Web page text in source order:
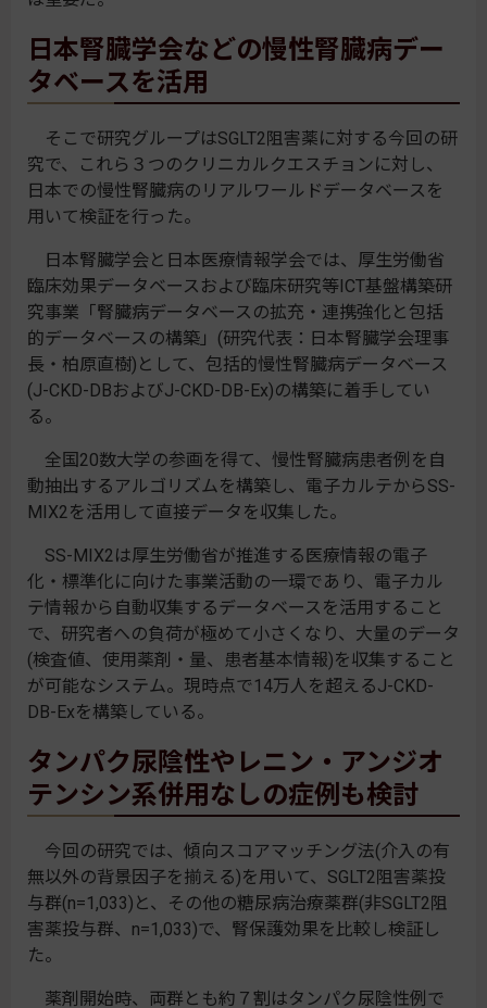
日本腎臓学会などの慢性腎臓病デー
タベースを活用
そこで研究グループはSGLT2阻害薬に対する今回の研
究で、これら３つのクリニカルクエスチョンに対し、
日本での慢性腎臓病のリアルワールドデータベースを
用いて検証を行った。
日本腎臓学会と日本医療情報学会では、厚生労働省
臨床効果データベースおよび臨床研究等ICT基盤構築研
究事業「腎臓病データベースの拡充・連携強化と包括
的データベースの構築」(研究代表：日本腎臓学会理事
長・柏原直樹)として、包括的慢性腎臓病データベース
(J-CKD-DBおよびJ-CKD-DB-Ex)の構築に着手してい
る。
全国20数大学の参画を得て、慢性腎臓病患者例を自
動抽出するアルゴリズムを構築し、電子カルテからSS-
MIX2を活用して直接データを収集した。
SS-MIX2は厚生労働省が推進する医療情報の電子
化・標準化に向けた事業活動の一環であり、電子カル
テ情報から自動収集するデータベースを活用すること
で、研究者への負荷が極めて小さくなり、大量のデータ
(検査値、使用薬剤・量、患者基本情報)を収集すること
が可能なシステム。現時点で14万人を超えるJ-CKD-
DB-Exを構築している。
タンパク尿陰性やレニン・アンジオ
テンシン系併用なしの症例も検討
今回の研究では、傾向スコアマッチング法(介入の有
無以外の背景因子を揃える)を用いて、SGLT2阻害薬投
与群(n=1,033)と、その他の糖尿病治療薬群(非SGLT2阻
害薬投与群、n=1,033)で、腎保護効果を比較し検証し
た。
薬剤開始時、両群とも約７割はタンパク尿陰性例で